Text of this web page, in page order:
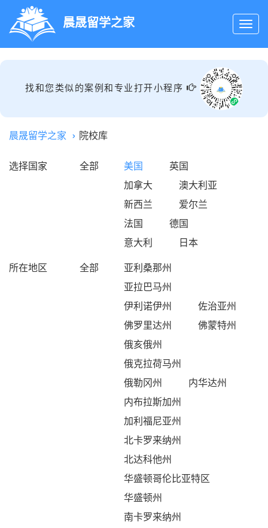
晨晟留学之家
找和您类似的案例和专业打开小程序
晨晟留学之家 院校库
选择国家 全部 美国
英国
加拿大
澳大利亚
新西兰
爱尔兰
法国
德国
意大利
日本
所在地区
全部
亚利桑那州
亚拉巴马州
伊利诺伊州
佐治亚州
佛罗里达州
佛蒙特州
俄亥俄州
俄克拉荷马州
俄勒冈州
内华达州
内布拉斯加州
加利福尼亚州
北卡罗来纳州
北达科他州
华盛顿哥伦比亚特区
华盛顿州
南卡罗来纳州